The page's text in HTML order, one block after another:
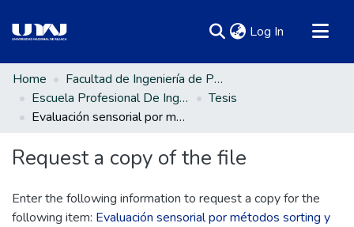
Log In (current)
Communities & Collections
All of DSpace
Statistics
Home
Facultad de Ingeniería de Procesos Industriales
Escuela Profesional De Ingeniería en Industrias Alimentarias
Tesis
Evaluación sensorial por métodos sorting y mapeo preferencial de galletas con sustitución parcial de harinas de quinua (Chenopodium quinoa), haba (Vicia faba), y edulcorado con Stevia
Request a copy of the file
Enter the following information to request a copy for the
following item: Evaluación sensorial por métodos sorting y